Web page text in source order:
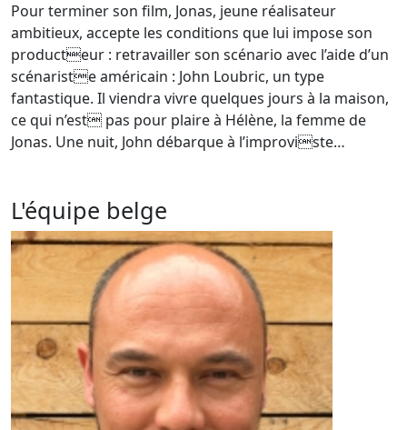
Pour terminer son film, Jonas, jeune réalisateur
ambitieux, accepte les conditions que lui impose son
producteur : retravailler son scénario avec l’aide d’un
scénariste américain : John Loubric, un type
fantastique. Il viendra vivre quelques jours à la maison,
ce qui n’est pas pour plaire à Hélène, la femme de
Jonas. Une nuit, John débarque à l’improviste…
L'équipe belge